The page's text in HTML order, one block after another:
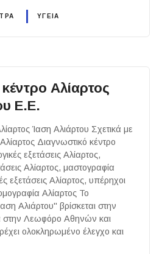
ΥΓΕΙΑ
Αλίαρτος
Ε.Ε.
Ίαση Αλιάρτου Σχετικά με
Διαγνωστικό κέντρο
εξετάσεις Αλίαρτος,
Αλίαρτος, μαστογραφία
εξετάσεις Αλίαρτος, υπέρηχοι
Αλίαρτος Το
Αλιάρτου" βρίσκεται στην
στην Λεωφόρο Αθηνών και
ολοκληρωμένο έλεγχο και